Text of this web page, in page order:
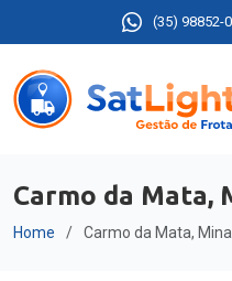
(35) 98852-
Carmo da Mata,
Home Carmo da Mata,